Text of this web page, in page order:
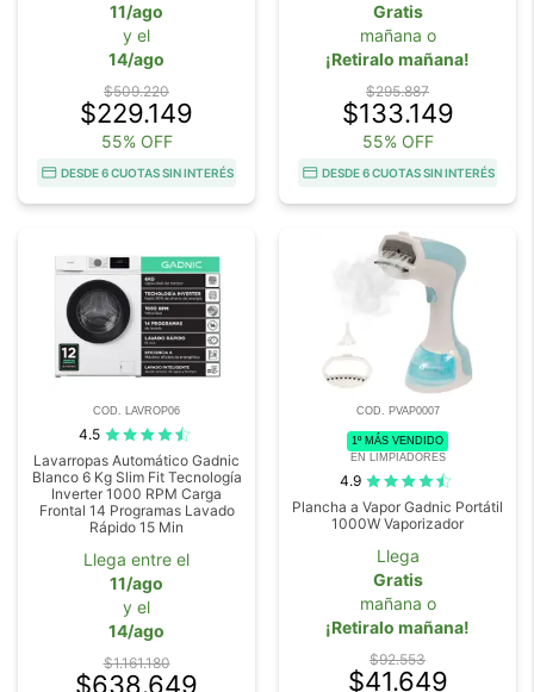
11/ago
y el
14/ago
$509.220
$229.149
55% OFF
DESDE 6 CUOTAS SIN INTERÉS
Gratis
mañana o
¡Retiralo mañana!
$295.887
$133.149
55% OFF
DESDE 6 CUOTAS SIN INTERÉS
COD. LAVROP06
4.5
Lavarropas Automático Gadnic
Blanco 6 Kg Slim Fit Tecnología
Inverter 1000 RPM Carga
Frontal 14 Programas Lavado
Rápido 15 Min
Llega entre el
11/ago
y el
14/ago
$1.161.180
$638.649
COD. PVAP0007
1º MÁS VENDIDO
EN LIMPIADORES
4.9
Plancha a Vapor Gadnic Portátil
1000W Vaporizador
Llega
Gratis
mañana o
¡Retiralo mañana!
$92.553
$41.649